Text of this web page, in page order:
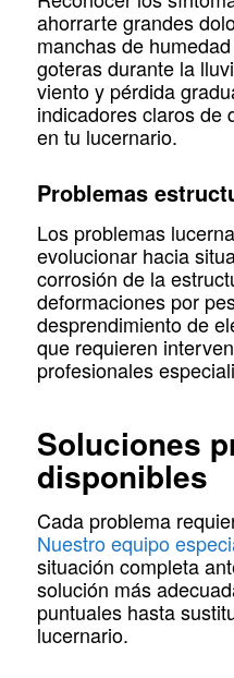
ahorrarte grandes
manchas de
goteras durante la
viento y pérdida
indicadores claros de
en tu lucernario.
Problemas
Los problemas
evolucionar hacia
corrosión de la
deformaciones por
desprendimiento de
que requieren
profesionales
Soluciones
disponibles
Cada problema
Nuestro equipo
situación completa
solución más
puntuales hasta
lucernario.